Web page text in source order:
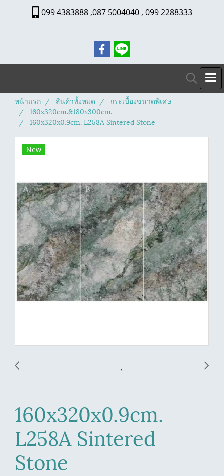
099 4383888 ,087 5004040 , 099 2288333
หน้าแรก สินค้าทั้งหมด
กระเบื้องขนาดพิเศษ
160x320cm.&180x300cm.
160x320x0.9cm. L258A Sintered Stone
New
160x320x0.9cm.
L258A Sintered
Stone